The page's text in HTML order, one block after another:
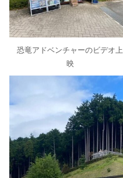
恐竜アドベンチャーのビデオ上
映